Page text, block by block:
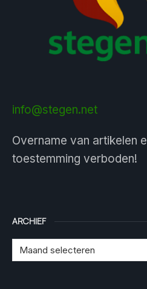
info@stegen.net
Overname van artikelen
toestemming verboden!
ARCHIEF